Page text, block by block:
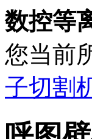
数控等
您当前
子切割